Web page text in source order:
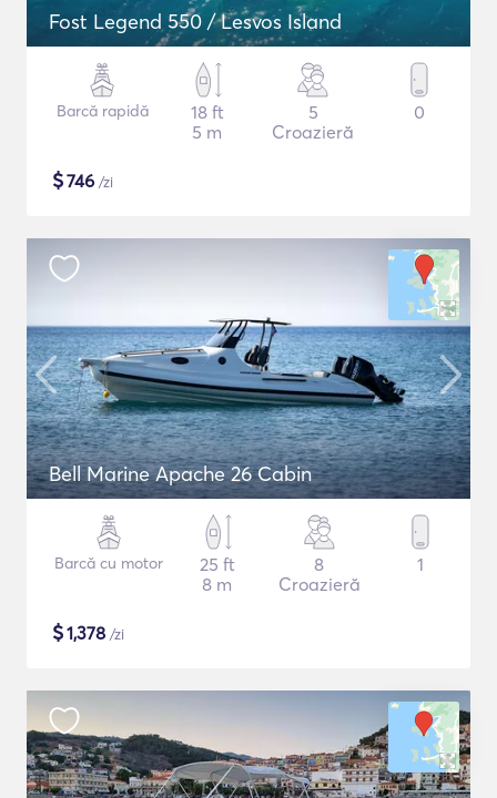
Fost Legend 550 / Lesvos Island
Barcă rapidă
18 ft
5 m
5
Croazieră
0
$746 /zi
Bell Marine Apache 26 Cabin
Barcă cu motor
25 ft
8 m
8
Croazieră
1
$1,378 /zi